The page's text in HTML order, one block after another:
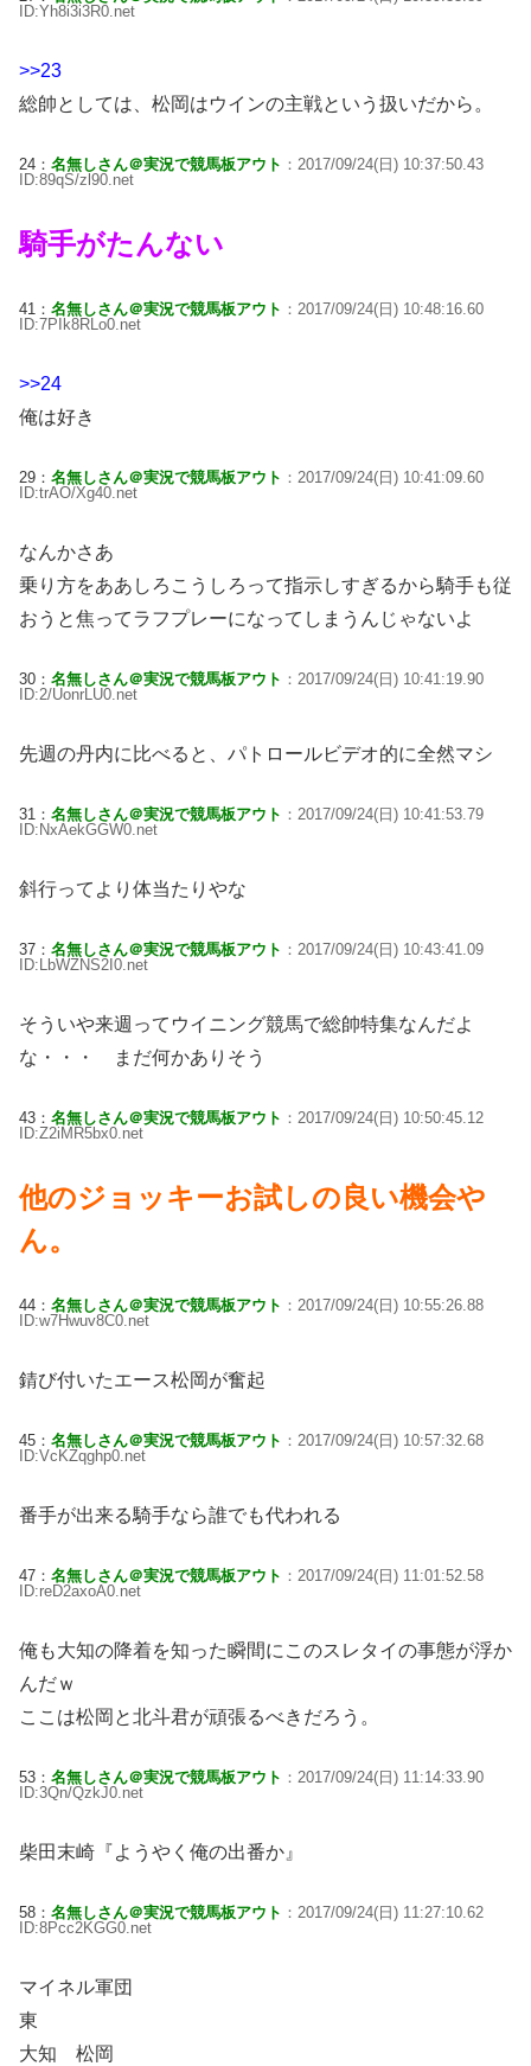
ID:Yh8i3i3R0.net
>>23
総帥としては、松岡はウインの主戦という扱いだから。
24： 名無しさん＠実況で競馬板アウト ：2017/09/24(日) 10:37:50.43
ID:89qS/zl90.net
騎手がたんない
41： 名無しさん＠実況で競馬板アウト ：2017/09/24(日) 10:48:16.60
ID:7PIk8RLo0.net
>>24
俺は好き
29： 名無しさん＠実況で競馬板アウト ：2017/09/24(日) 10:41:09.60
ID:trAO/Xg40.net
なんかさあ
乗り方をああしろこうしろって指示しすぎるから騎手も従
おうと焦ってラフプレーになってしまうんじゃないよ
30： 名無しさん＠実況で競馬板アウト ：2017/09/24(日) 10:41:19.90
ID:2/UonrLU0.net
先週の丹内に比べると、パトロールビデオ的に全然マシ
31： 名無しさん＠実況で競馬板アウト ：2017/09/24(日) 10:41:53.79
ID:NxAekGGW0.net
斜行ってより体当たりやな
37： 名無しさん＠実況で競馬板アウト ：2017/09/24(日) 10:43:41.09
ID:LbWZNS2I0.net
そういや来週ってウイニング競馬で総帥特集なんだよ
な・・・ まだ何かありそう
43： 名無しさん＠実況で競馬板アウト ：2017/09/24(日) 10:50:45.12
ID:Z2iMR5bx0.net
他のジョッキーお試しの良い機会や
ん。
44： 名無しさん＠実況で競馬板アウト ：2017/09/24(日) 10:55:26.88
ID:w7Hwuv8C0.net
錆び付いたエース松岡が奮起
45： 名無しさん＠実況で競馬板アウト ：2017/09/24(日) 10:57:32.68
ID:VcKZqghp0.net
番手が出来る騎手なら誰でも代われる
47： 名無しさん＠実況で競馬板アウト ：2017/09/24(日) 11:01:52.58
ID:reD2axoA0.net
俺も大知の降着を知った瞬間にこのスレタイの事態が浮か
んだｗ
ここは松岡と北斗君が頑張るべきだろう。
53： 名無しさん＠実況で競馬板アウト ：2017/09/24(日) 11:14:33.90
ID:3Qn/QzkJ0.net
柴田末崎『ようやく俺の出番か』
58： 名無しさん＠実況で競馬板アウト ：2017/09/24(日) 11:27:10.62
ID:8Pcc2KGG0.net
マイネル軍団
東
大知 松岡